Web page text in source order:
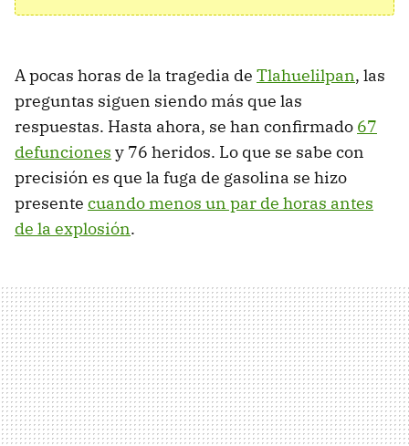
A pocas horas de la tragedia de Tlahuelilpan, las
preguntas siguen siendo más que las
respuestas. Hasta ahora, se han confirmado 67
defunciones y 76 heridos. Lo que se sabe con
precisión es que la fuga de gasolina se hizo
presente cuando menos un par de horas antes
de la explosión.